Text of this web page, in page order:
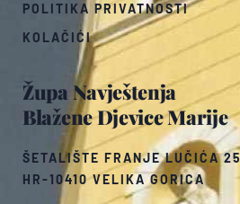
Župa Navještenja
Blažene Djevice Marije
ŠETALIŠTE FRANJE LUČIĆA 25
HR-10410 VELIKA GORICA
POLITIKA PRIVATNOSTI
KOLAČIĆI